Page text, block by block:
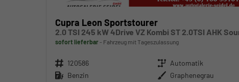
Cupra Leon Sportstourer
sofort lieferbar Fahrzeug mit Tageszulassung
Fahrzeugnr. 120586 Getriebe Automatik
Kraftstoff Benzin Außenfarbe Graphenegrau